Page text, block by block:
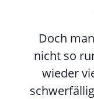
Doch
nicht so
wieder